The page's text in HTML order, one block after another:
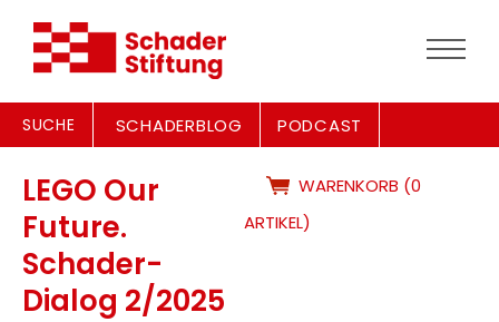
SUCHE SCHADERBLOG PODCAST
LEGO Our
Future.
Schader-
Dialog 2/2025
WARENKORB (0
ARTIKEL)